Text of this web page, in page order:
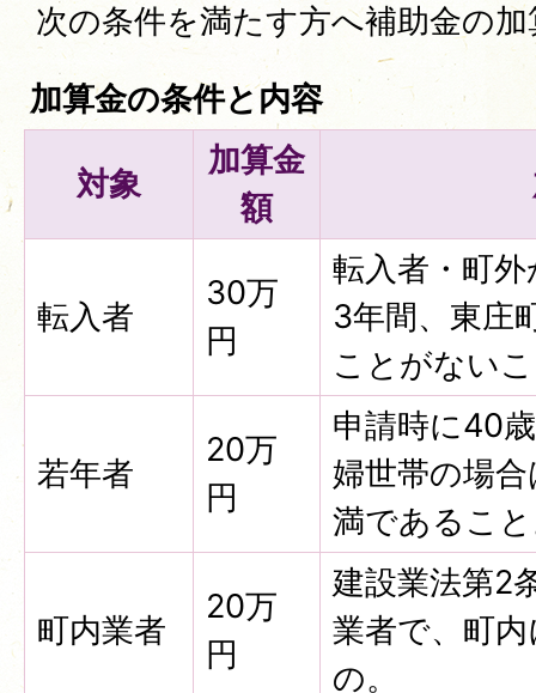
次の条件を満たす方へ補助金の
加算金の条件と内容
対象
加算金
額
転入者
30万
円
転入者・町
3年間、東庄
ことがない
若年者
20万
円
申請時に40
婦世帯の場
満であるこ
町内業者
20万
円
建設業法第2
業者で、町
の。